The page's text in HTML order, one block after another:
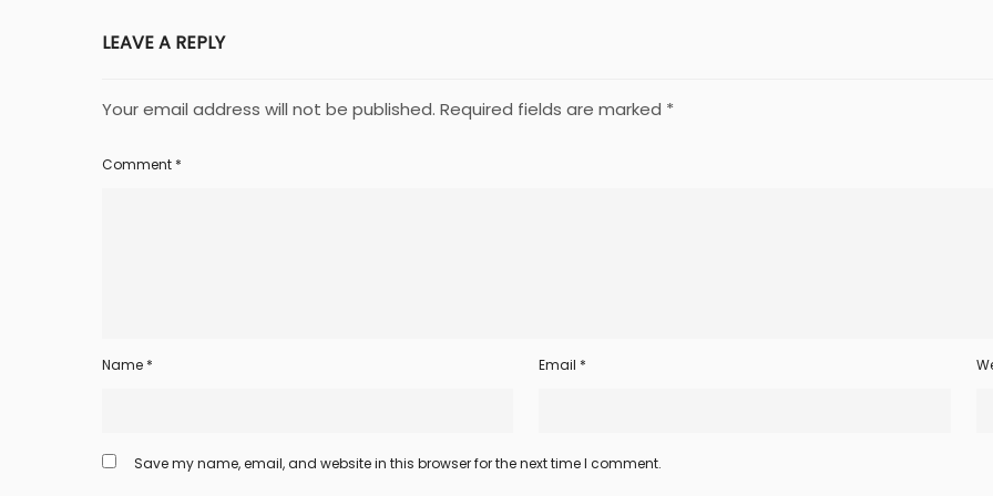
LEAVE A REPLY
Your email address will not be published. Required fields are marked *
Comment *
Name * Email *
Save my name, email, and website in this browser for the next time I comment.